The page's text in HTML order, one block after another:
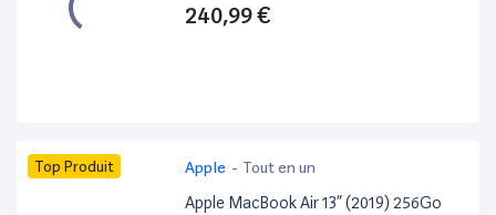
240,99 €
Top Produit Apple - Tout en un
Apple MacBook Air 13” (2019) 256Go